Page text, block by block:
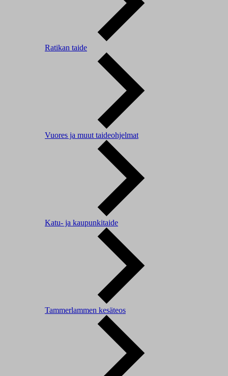
Ratikan taide
Vuores ja muut taideohjelmat
Katu- ja kaupunkitaide
Tammerlammen kesäteos